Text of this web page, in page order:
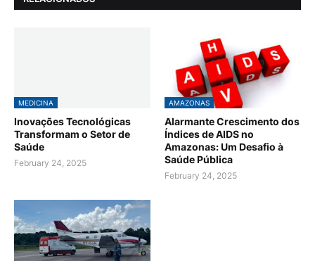
MEDICINA
Inovações Tecnológicas
Transformam o Setor de
Saúde
February 24, 2025
AMAZONAS
Alarmante Crescimento dos
Índices de AIDS no
Amazonas: Um Desafio à
Saúde Pública
February 24, 2025